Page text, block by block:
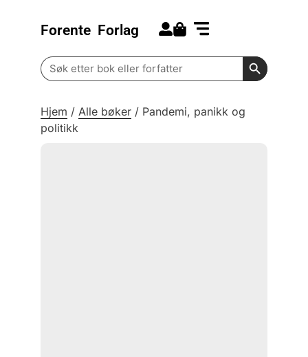
Forente Forlag
Search
for:
Search
Hjem / Alle bøker / Pandemi, panikk og
politikk